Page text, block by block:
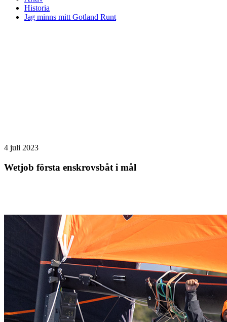
Historia
Jag minns mitt Gotland Runt
4 juli 2023
Wetjob första enskrovsbåt i mål